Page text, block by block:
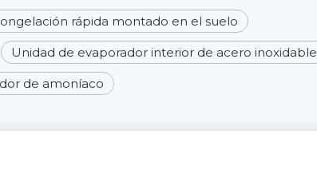
rápida montado en el suelo
Unidad de evaporador interior de acero inoxidable
de amoníaco